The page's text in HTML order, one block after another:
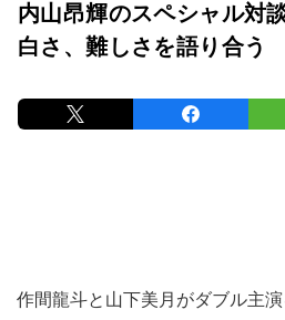
内山昂輝のスペシャル対
白さ、難しさを語り合う
作間龍斗と山下美月がダブル主